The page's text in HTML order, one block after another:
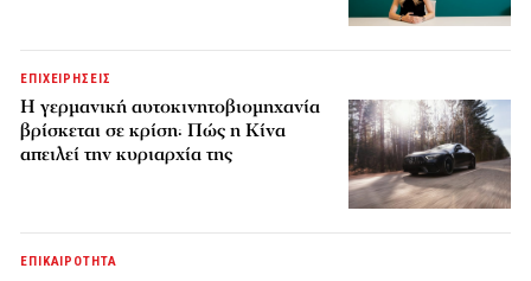
ΕΠΙΧΕΙΡΗΣΕΙΣ
Η γερμανική αυτοκινητοβιομηχανία
βρίσκεται σε κρίση: Πώς η Κίνα
απειλεί την κυριαρχία της
ΕΠΙΚΑΙΡΟΤΗΤΑ